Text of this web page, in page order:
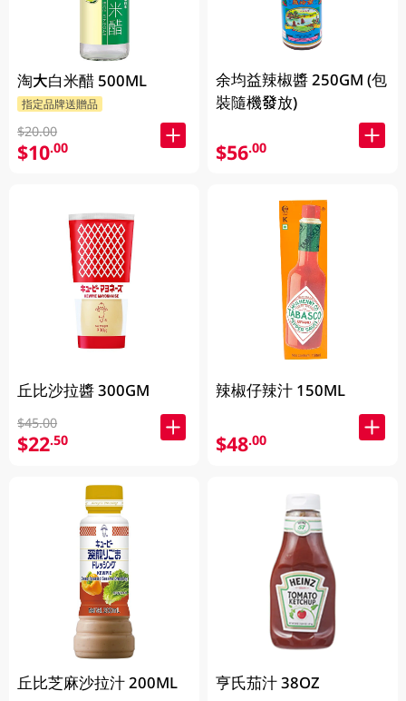
淘大白米醋 500ML
指定品牌送贈品
$20.00
$10.00
丘比沙拉醬 300GM
$45.00
$22.50
丘比芝麻沙拉汁 200ML
余均益辣椒醬 250GM (包
裝隨機發放)
$56.00
辣椒仔辣汁 150ML
$48.00
亨氏茄汁 38OZ